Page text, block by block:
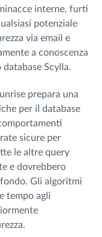
interne, furti
potenziale
via email e
a conoscenza
Scylla.
prepara una
per il database
sicure per
le altre query
e dovrebbero
Gli algoritmi
tempo agli